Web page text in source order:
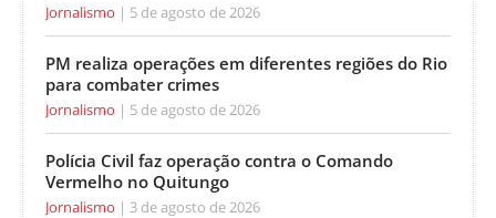
Jornalismo 5 de agosto de 2026
PM realiza operações em diferentes regiões do Rio
para combater crimes
Jornalismo 5 de agosto de 2026
Polícia Civil faz operação contra o Comando
Vermelho no Quitungo
Jornalismo 3 de agosto de 2026